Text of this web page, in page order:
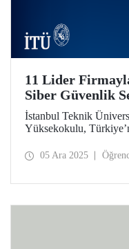
11 Lider
Siber Güvenlik
Köprü
İstanbul Teknik
Yüksekokulu,
bir adım attı. Sektörün
05 Ara 2025